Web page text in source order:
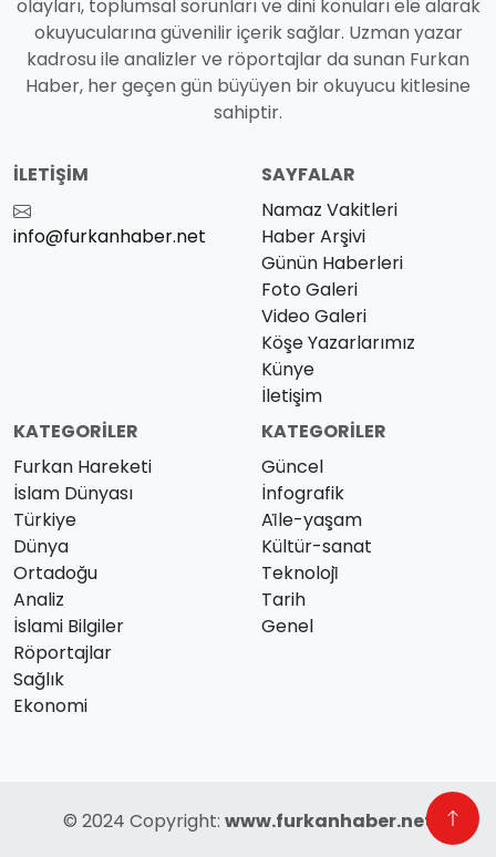
olayları, toplumsal sorunları ve dini konuları ele alarak
okuyucularına güvenilir içerik sağlar. Uzman yazar
kadrosu ile analizler ve röportajlar da sunan Furkan
Haber, her geçen gün büyüyen bir okuyucu kitlesine
sahiptir.
İLETIŞIM
info@furkanhaber.net
SAYFALAR
Namaz Vakitleri
Haber Arşivi
Günün Haberleri
Foto Galeri
Video Galeri
Köşe Yazarlarımız
Künye
İletişim
KATEGORILER
Furkan Hareketi
İslam Dünyası
Türkiye
Dünya
Ortadoğu
Analiz
İslami Bilgiler
Röportajlar
Sağlık
Ekonomi
KATEGORILER
Güncel
İnfografik
Ai̇le-yaşam
Kültür-sanat
Teknoloji̇
Tarih
Genel
© 2024 Copyright: www.furkanhaber.net